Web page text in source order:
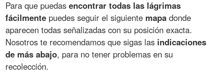
Para que puedasencontrar todas las lágrimas
fácilmente puedes seguir el siguiente mapa donde
aparecen todas señalizadas con su posición exacta.
Nosotros te recomendamos que sigas las indicaciones
de más abajo, para no tener problemas en su
recolección.